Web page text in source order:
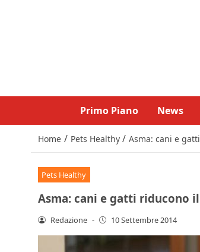
Primo Piano News
Home / Pets Healthy / Asma: cani e
Pets Healthy
Asma: cani e gatti riducono
Redazione - 10 Settembre 2014